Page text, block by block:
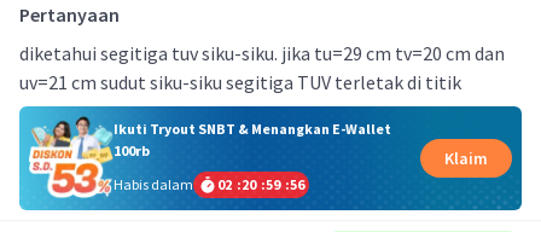
Pertanyaan
diketahui segitiga tuv siku-siku. jika tu=29 cm tv=20 cm dan
uv=21 cm sudut siku-siku segitiga TUV terletak di titik
Ikuti Tryout SNBT & Menangkan E-Wallet
100rb
Habis dalam
02 :20 :59 :56
Klaim